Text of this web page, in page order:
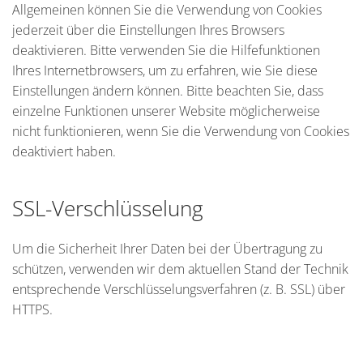
Allgemeinen können Sie die Verwendung von Cookies
jederzeit über die Einstellungen Ihres Browsers
deaktivieren. Bitte verwenden Sie die Hilfefunktionen
Ihres Internetbrowsers, um zu erfahren, wie Sie diese
Einstellungen ändern können. Bitte beachten Sie, dass
einzelne Funktionen unserer Website möglicherweise
nicht funktionieren, wenn Sie die Verwendung von Cookies
deaktiviert haben.
SSL-Verschlüsselung
Um die Sicherheit Ihrer Daten bei der Übertragung zu
schützen, verwenden wir dem aktuellen Stand der Technik
entsprechende Verschlüsselungsverfahren (z. B. SSL) über
HTTPS.